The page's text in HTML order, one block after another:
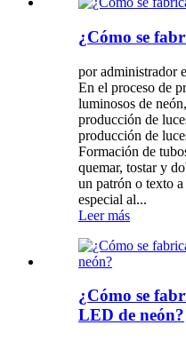
¿Cómo se
por administrador
En el proceso de
luminosos de
producción de
producción de
Formación de
quemar, tostar y
un patrón o texto
especial al...
Leer más
¿Cómo se
LED de neón?